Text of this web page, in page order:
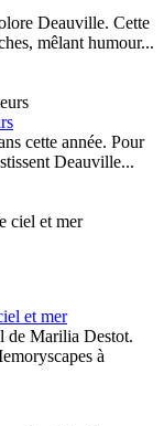
Deauville. Cette
mêlant humour...
cette année. Pour
Deauville...
et mer
de Marilia Destot.
à